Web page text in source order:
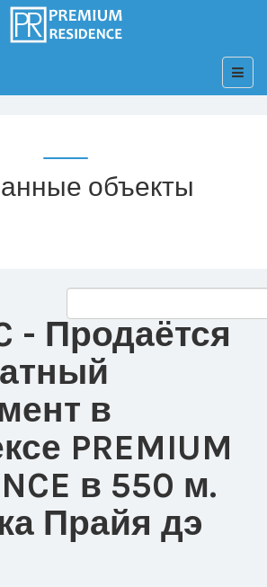
объекты
- Продаётся
в
PREMIUM
в 550 м.
Прайя дэ